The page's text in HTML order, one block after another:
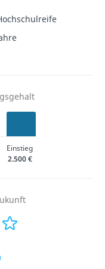
Einstieg
2.500 €